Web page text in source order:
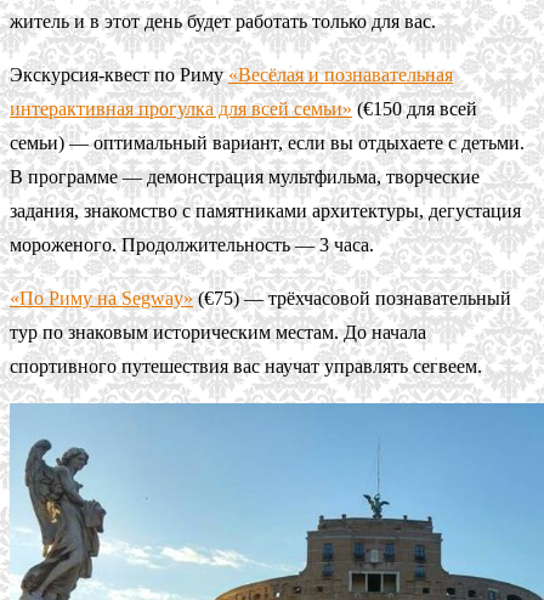
житель и в этот день будет работать только для вас.
Экскурсия-квест по Риму«Весёлая и познавательная
интерактивная прогулка для всей семьи» (€150 для всей
семьи) — оптимальный вариант, если вы отдыхаете с детьми.
В программе — демонстрация мультфильма, творческие
задания, знакомство с памятниками архитектуры, дегустация
мороженого. Продолжительность — 3 часа.
«По Риму на Segway»(€75) — трёхчасовой познавательный
тур по знаковым историческим местам. До начала
спортивного путешествия вас научат управлять сегвеем.